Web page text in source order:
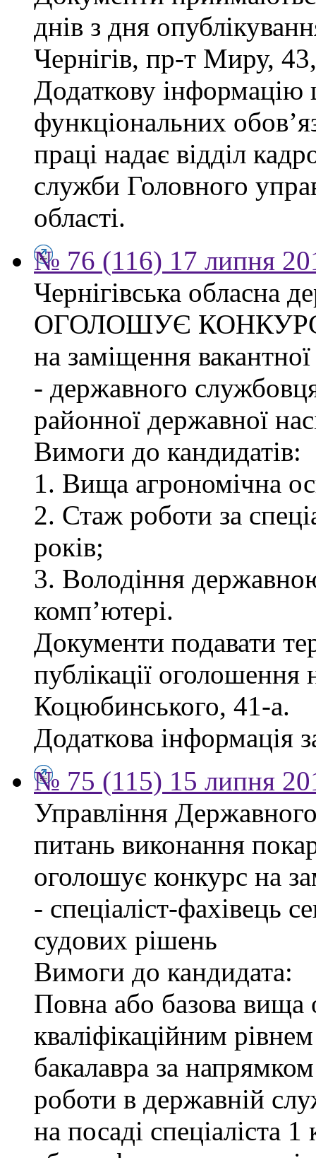
днів з дня
Чернігів, пр-т Миру,
Додаткову
функціональних
праці надає відділ
служби Головного
області.
№ 76 (116) 17 липня
Чернігівська обласна
ОГОЛОШУЄ
на заміщення
- державного
районної державної
Вимоги до кандидатів:
1. Вища агрономічна
2. Стаж роботи за
років;
3. Володіння
комп’ютері.
Документи подавати
публікації оголошення
Коцюбинського, 41-а.
Додаткова інформація
№ 75 (115) 15 липня
Управління
питань виконання
оголошує конкурс на
- спеціаліст-фахівець
судових рішень
Вимоги до кандидата:
Повна або базова вища
кваліфікаційним
бакалавра за
роботи в державній
на посаді спеціаліста